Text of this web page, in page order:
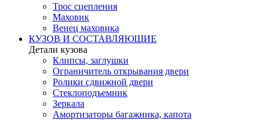
Трос сцепления
Маховик
Венец маховика
КУЗОВ И СОСТАВЛЯЮЩИЕ
Детали кузова
Клипсы, заглушки
Ограничитель открывания двери
Ролики сдвижной двери
Стеклоподъемник
Зеркала
Амортизаторы багажника, капота